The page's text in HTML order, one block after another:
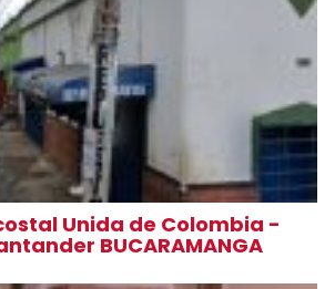
Unida de Colombia -
BUCARAMANGA